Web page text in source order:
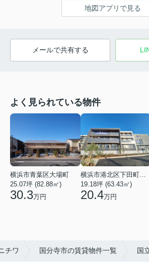
地図アプリで見る
メールで共有する
よく見られている物件
横浜市青葉区大場町
25.07坪 (82.88㎡)
30.3万円
19.18坪 (63.43㎡)
20.4万円
チワ 国分寺市の賃貸物件一覧 国